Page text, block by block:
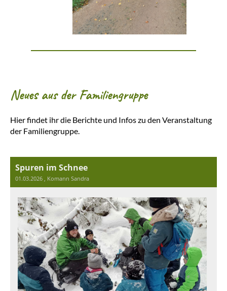
Neues aus der Familiengruppe
Hier findet ihr die Berichte und Infos zu den Veranstaltung
der Familiengruppe.
Spuren im Schnee
01.03.2026 , Komann Sandra